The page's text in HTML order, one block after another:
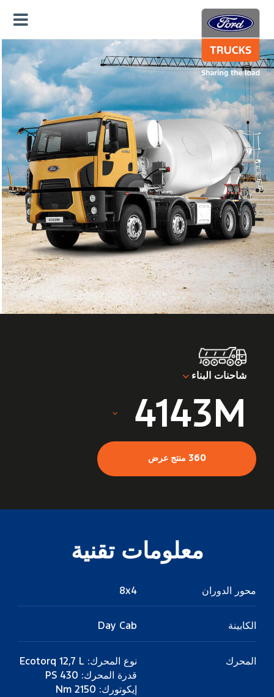
شاحنات البناء
4143M
360 منتج عرض
معلومات تقنية
محور الدوران 8x4
الكابينة Day Cab
المحرك
نوع المحرك: Ecotorq 12,7 L
قدرة المحرك: 430 PS
إيكوتورك: 2150 Nm